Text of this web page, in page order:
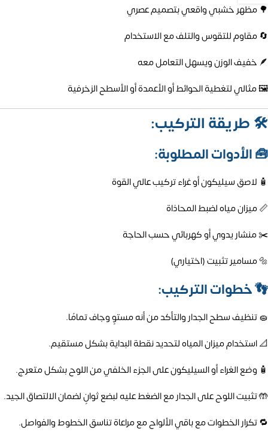
🌳 مظهر خشبي واقعي بتصميم عصري
🔄 مقاوم للتقوس والتلف مع الاستخدام
🪶 خفيف الوزن ويسهل التعامل معه
🖼️ مثالي لتغطية الحوائط أو الأعمدة أو الأسطح الزخرفية
🛠️ طريقة التركيب:
🧰الأدوات المطلوبة:
🧴 لاصق سيليكون أو غراء تركيب عالي القوة
📏 ميزان مياه لضبط المحاذاة
✂️ منشار يدوي أو كهربائي حسب الحاجة
🔩 مسامير تثبيت (اختياري)
👣خطوات التركيب:
🧽 تنظيف سطح الجدار والتأكد من أنه مستوٍ وجاف تمامًا.
📐 استخدام ميزان المياه لتحديد نقطة البداية بشكل مستقيم.
🧴 وضع الغراء أو السيليكون على الجزء الخلفي من اللوح بشكل متعرج.
🤲 تثبيت اللوح على الجدار مع الضغط عليه لبضع ثوانٍ لضمان الالتصاق الجيد.
🔁 تكرار الخطوات مع باقي الألواح مع مراعاة تناسق الخطوط والفواصل.